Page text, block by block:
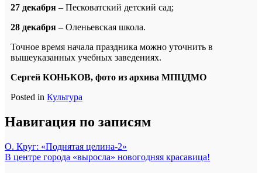
27 декабря – Песковатский детский сад;
28 декабря – Оленьевская школа.
Точное время начала праздника можно уточнить в
вышеуказанных учебных заведениях.
Сергей КОНЬКОВ, фото из архива МПЦДМО
Posted in Культура
Навигация по записям
О. Круг: «Поднятая целина-2»
В центре города «выросла» новогодняя красавица!